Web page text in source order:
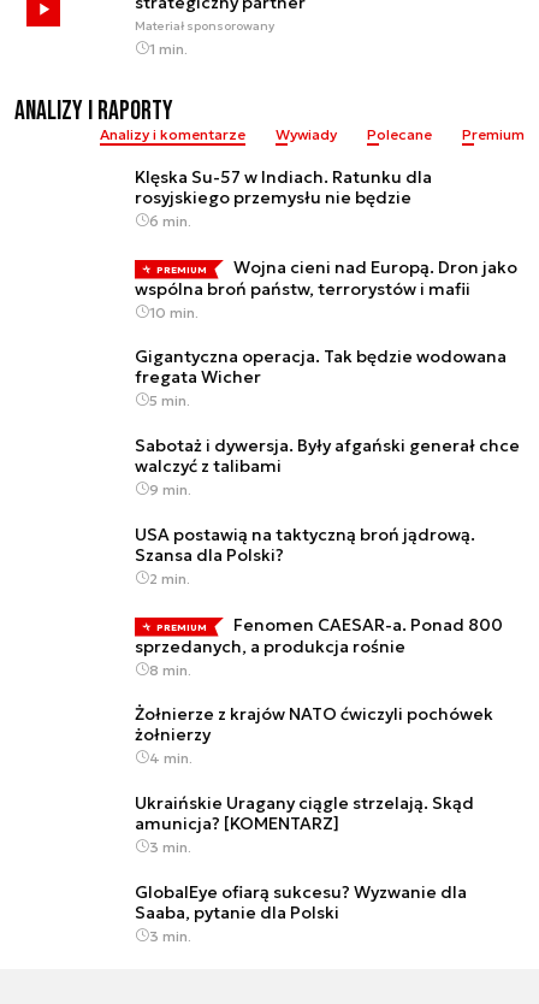
Materiał sponsorowany
1 min.
Analizy i raporty
Analizy i komentarze Wywiady Polecane Premium
Klęska Su-57 w Indiach. Ratunku dla
rosyjskiego przemysłu nie będzie
6 min.
PREMIUM
Wojna cieni nad Europą. Dron jako
wspólna broń państw, terrorystów i mafii
10 min.
Gigantyczna operacja. Tak będzie wodowana
fregata Wicher
5 min.
Sabotaż i dywersja. Były afgański generał chce
walczyć z talibami
9 min.
USA postawią na taktyczną broń jądrową.
Szansa dla Polski?
2 min.
PREMIUM
Fenomen CAESAR-a. Ponad 800
sprzedanych, a produkcja rośnie
8 min.
Żołnierze z krajów NATO ćwiczyli pochówek
żołnierzy
4 min.
Ukraińskie Uragany ciągle strzelają. Skąd
amunicja? [KOMENTARZ]
3 min.
GlobalEye ofiarą sukcesu? Wyzwanie dla
Saaba, pytanie dla Polski
3 min.